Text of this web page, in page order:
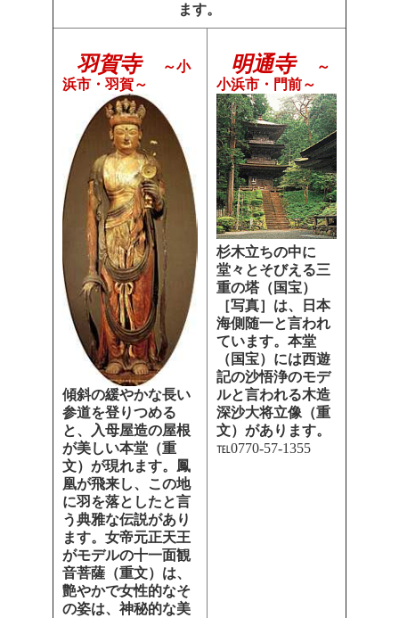
ます。
羽賀寺
～小
浜市・羽賀～
傾斜の緩やかな長い
参道を登りつめる
と、入母屋造の屋根
が美しい本堂（重
文）が現れます。鳳
凰が飛来し、この地
に羽を落としたと言
う典雅な伝説があり
ます。女帝元正天王
がモデルの十一面観
音菩薩（重文）は、
艶やかで女性的なそ
の姿は、神秘的な美
明通寺
～
小浜市・門前～
杉木立ちの中に
堂々とそびえる三
重の塔（国宝）
［写真］は、日本
海側随一と言われ
ています。本堂
（国宝）には西遊
記の沙悟浄のモデ
ルと言われる木造
深沙大将立像（重
文）があります。
℡0770-57-1355